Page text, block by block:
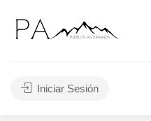
Iniciar Sesión